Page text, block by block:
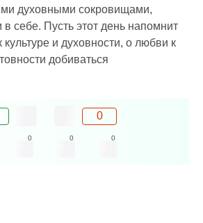
духовными сокровищами,
себе. Пусть этот день напомнит
и духовности, о любви к
добиваться
0
0 0 0